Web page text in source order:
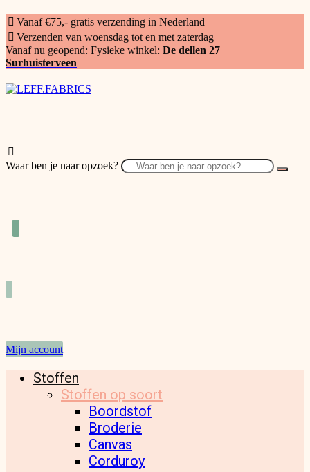
Vanaf €75,- gratis verzending in Nederland
Verzenden van woensdag tot en met zaterdag
Vanaf nu geopend: Fysieke winkel: De dellen 27
Surhuisterveen
Waar ben je naar opzoek?
Mijn account
Stoffen
Stoffen op soort
Boordstof
Broderie
Canvas
Corduroy